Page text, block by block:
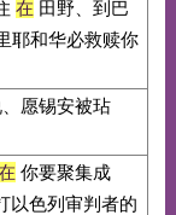
在 田野、到巴
耶和华必救赎你
愿锡安被玷
你要聚集成
以色列审判者的